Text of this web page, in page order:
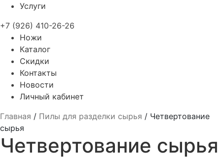
Услуги
+7 (926) 410-26-26
Ножи
Каталог
Скидки
Контакты
Новости
Личный кабинет
Главная / Пилы для разделки сырья / Четвертование
сырья
Четвертование сырья